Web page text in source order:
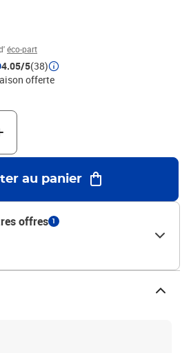
d'alimentation : secteur ou batterie
sur 360°.• Vendu séparément :
3,0 Ah Li-Ion) et MAK3477 (Batterie 18
éco-part
4.05/5(38)
offerte
au panier
offres 1